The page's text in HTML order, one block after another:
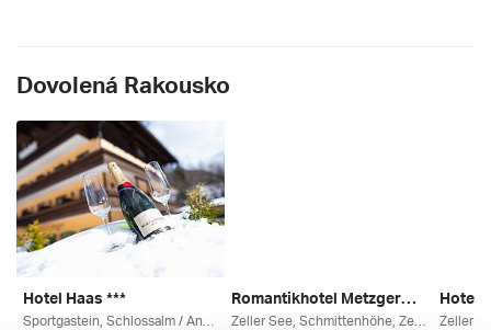
Dovolená Rakousko
Hotel Haas *** Romantikhotel Metzgerwirt **** Hotel